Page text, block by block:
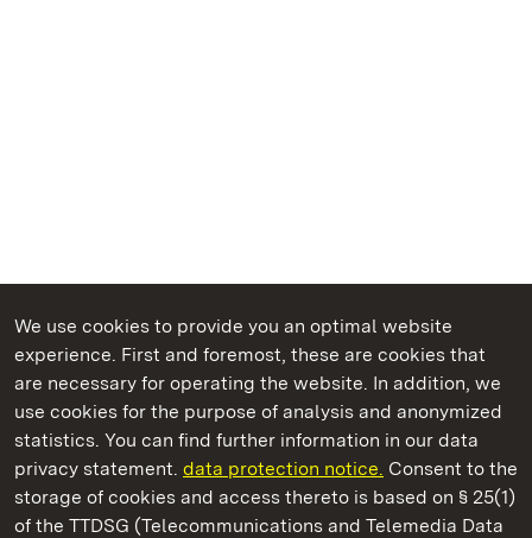
We use cookies to provide you an optimal website
experience. First and foremost, these are cookies that
are necessary for operating the website. In addition, we
use cookies for the purpose of analysis and anonymized
statistics. You can find further information in our data
privacy statement. data protection notice. Consent to the
storage of cookies and access thereto is based on § 25(1)
of the TTDSG (Telecommunications and Telemedia Data
State Palaces and Gardens of Baden-Wuerttemberg